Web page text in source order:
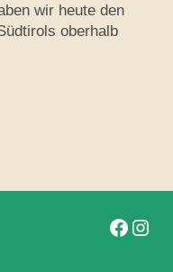
wir heute den
oberhalb
Folge uns auf
Folge